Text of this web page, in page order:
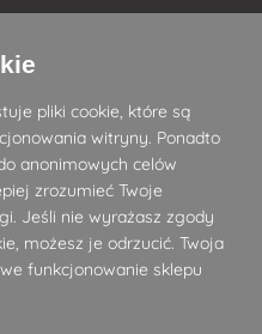
poradą
w ciągu 24 godzin
pliki cookie, które są
witryny. Ponadto
anonimowych celów
zrozumieć Twoje
Jeśli nie wyrażasz zgody
możesz je odrzucić. Twoja
funkcjonowanie sklepu